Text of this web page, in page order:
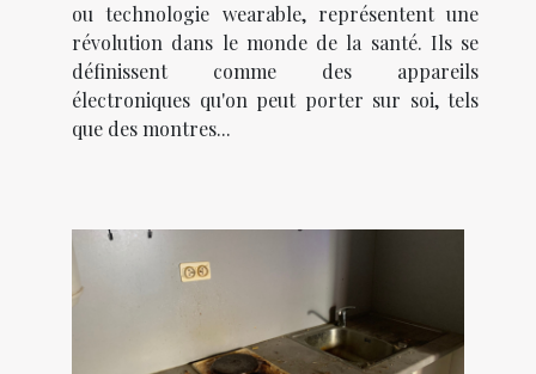
ou technologie wearable, représentent une
révolution dans le monde de la santé. Ils se
définissent comme des appareils
électroniques qu'on peut porter sur soi, tels
que des montres...